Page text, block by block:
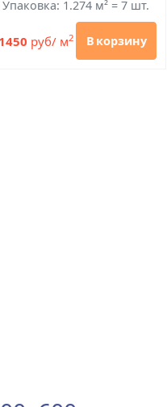
Упаковка: 1.274 м² = 7 шт.
1450 руб/ м2 В корзину